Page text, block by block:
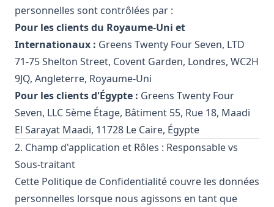
personnelles sont contrôlées par :
Pour les clients du Royaume-Uni et
Internationaux : Greens Twenty Four Seven, LTD
71-75 Shelton Street, Covent Garden, Londres, WC2H
9JQ, Angleterre, Royaume-Uni
Pour les clients d'Égypte : Greens Twenty Four
Seven, LLC 5ème Étage, Bâtiment 55, Rue 18, Maadi
El Sarayat Maadi, 11728 Le Caire, Égypte
2. Champ d'application et Rôles : Responsable vs
Sous-traitant
Cette Politique de Confidentialité couvre les données
personnelles lorsque nous agissons en tant que